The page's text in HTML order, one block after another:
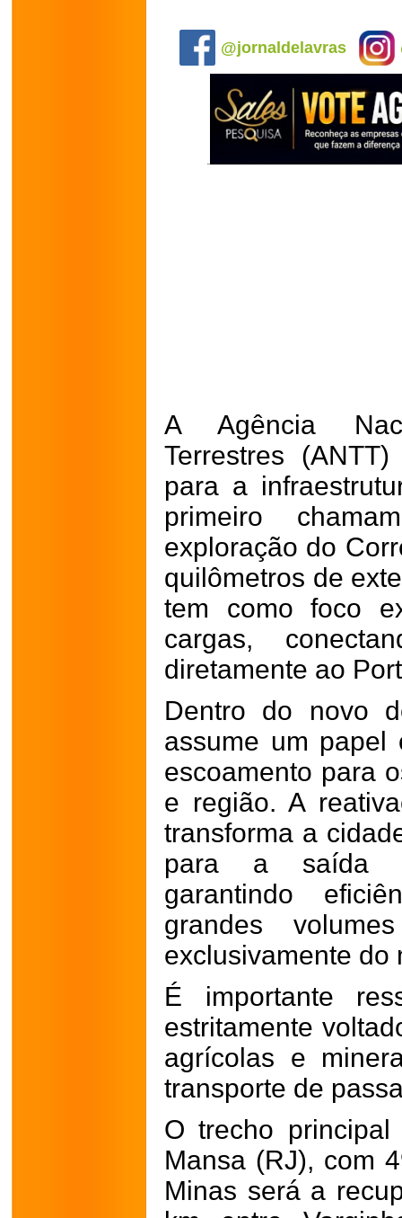
@jornaldelavras
A Agência
Terrestres
para a
primeiro
exploração do
quilômetros de
tem como foco
cargas,
diretamente ao
Dentro do novo
assume um papel
escoamento para
e região. A
transforma a
para a saída
garantindo
grandes
exclusivamente do
É importante
estritamente
agrícolas e
transporte de
O trecho
Mansa (RJ), com
Minas será a